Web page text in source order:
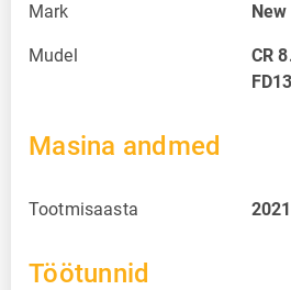
Mark
Mudel
CR
Masina andmed
Tootmisaasta 2021
Töötunnid